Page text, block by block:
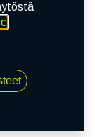
F 17
.